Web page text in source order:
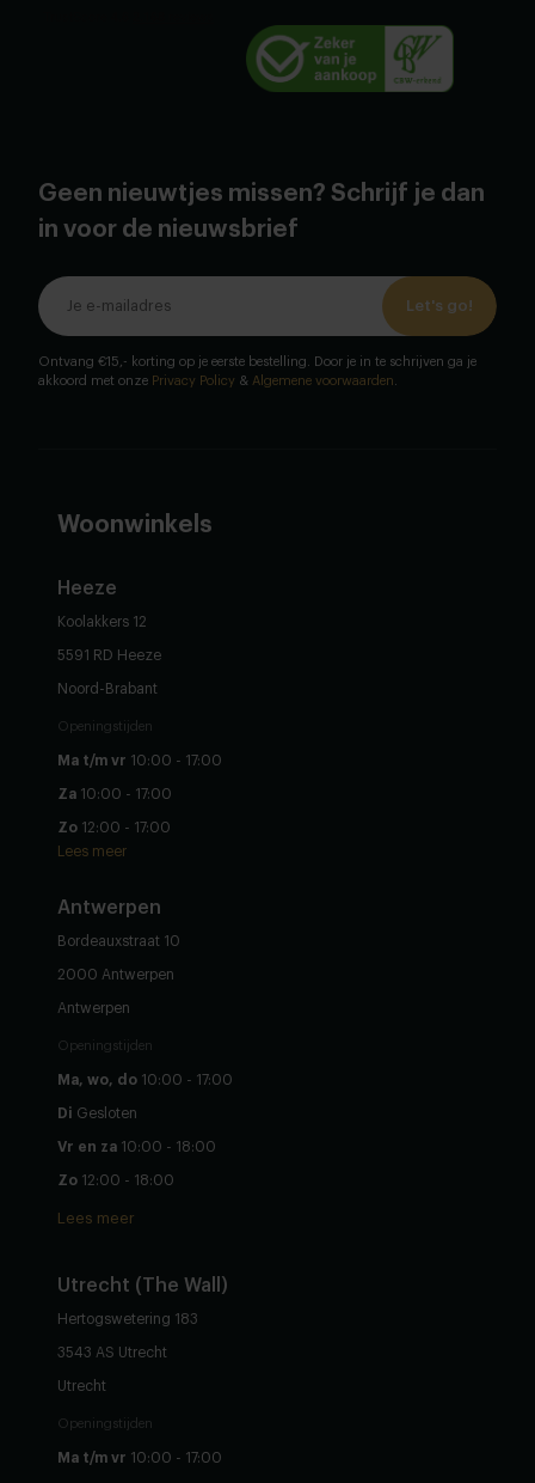
Geen nieuwtjes missen? Schrijf je dan
in voor de nieuwsbrief
Let's go!
Ontvang €15,- korting op je eerste bestelling. Door je in te schrijven ga je
akkoord met onze Privacy Policy & Algemene voorwaarden
Woonwinkels
Heeze
Koolakkers 12
5591 RD Heeze
Noord-Brabant
Openingstijden
Ma t/m vr 10:00 - 17:00
Za 10:00 - 17:00
Zo 12:00 - 17:00
Lees meer
Antwerpen
Bordeauxstraat 10
2000 Antwerpen
Antwerpen
Openingstijden
Ma, wo, do 10:00 - 17:00
Di Gesloten
Vr en za 10:00 - 18:00
Zo 12:00 - 18:00
Lees meer
Utrecht (The Wall)
Hertogswetering 183
3543 AS Utrecht
Utrecht
Openingstijden
Ma t/m vr 10:00 - 17:00